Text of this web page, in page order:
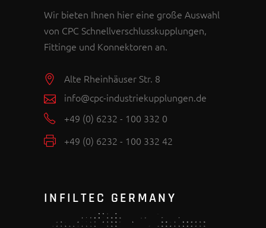
Wir bieten Ihnen hier eine große Auswahl
von CPC Schnellverschlusskupplungen,
Fittinge und Konnektoren an.
Alte Rheinhäuser Str. 8
info@cpc-industriekupplungen.de
+49 (0) 6232 - 100 332 0
+49 (0) 6232 - 100 332 42
INFILTEC GERMANY